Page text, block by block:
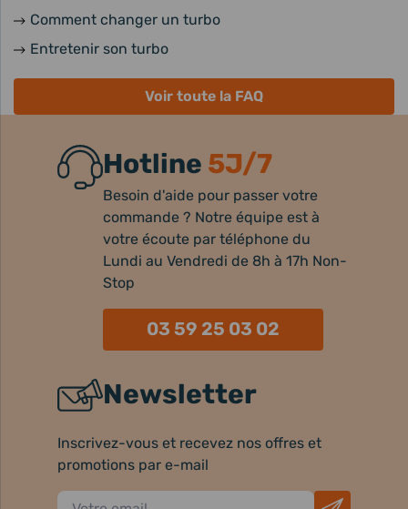
Comment changer un turbo
Entretenir son turbo
Voir toute la FAQ
Hotline 5J/7
Besoin d'aide pour passer votre
commande ? Notre équipe est à
votre écoute par téléphone du
Lundi au Vendredi de 8h à 17h Non-
Stop
03 59 25 03 02
Newsletter
Inscrivez-vous et recevez nos offres et
promotions par e-mail